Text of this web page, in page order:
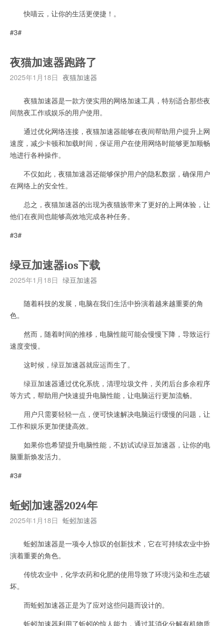
快喵云，让你的生活更便捷！。
#3#
夜猫加速器跑路了
2025年1月18日 夜猫加速器
夜猫加速器是一款方便实用的网络加速工具，特别适合那些夜
间熬夜工作或娱乐的用户使用。
通过优化网络连接，夜猫加速器能够在夜间帮助用户提升上网
速度，减少卡顿和加载时间，保证用户在使用网络时能够更加顺畅
地进行各种操作。
不仅如此，夜猫加速器还能够保护用户的隐私数据，确保用户
在网络上的安全性。
总之，夜猫加速器的出现为夜猫族带来了更好的上网体验，让
他们在夜间也能够高效地完成各种任务。
#3#
绿豆加速器ios下载
2025年1月18日 绿豆加速器
随着科技的发展，电脑在我们生活中扮演着越来越重要的角
色。
然而，随着时间的推移，电脑性能可能会慢慢下降，导致运行
速度变慢。
这时候，绿豆加速器就应运而生了。
绿豆加速器通过优化系统，清理垃圾文件，关闭后台多余程序
等方式，帮助用户快速提升电脑性能，让电脑运行更加流畅。
用户只需要轻轻一点，便可快速解决电脑运行缓慢的问题，让
工作和娱乐更加便捷高效。
如果你也希望提升电脑性能，不妨试试绿豆加速器，让你的电
脑重新焕发活力。
#3#
蚯蚓加速器2024年
2025年1月18日 蚯蚓加速器
蚯蚓加速器是一项令人惊叹的创新技术，它在可持续农业中扮
演着重要的角色。
传统农业中，化学农药和化肥的使用导致了环境污染和生态破
坏。
而蚯蚓加速器正是为了应对这些问题而设计的。
蚯蚓加速器利用了蚯蚓的惊人能力，通过其消化分解有机物质